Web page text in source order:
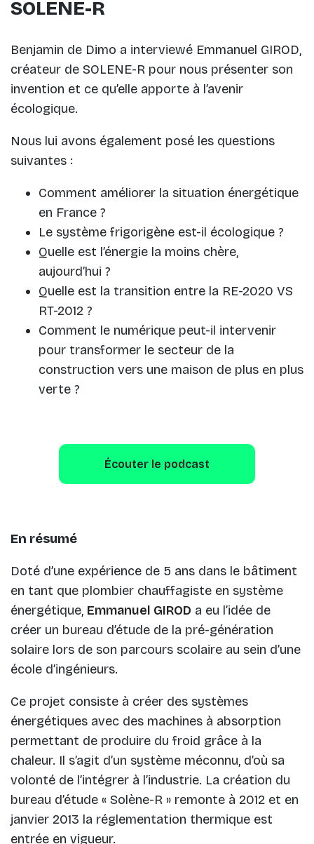
SOLENE-R
Benjamin de Dimo a interviewé Emmanuel GIROD,
créateur de SOLENE-R pour nous présenter son
invention et ce qu’elle apporte à l’avenir
écologique.
Nous lui avons également posé les questions
suivantes :
Comment améliorer la situation énergétique
en France ?
Le système frigorigène est-il écologique ?
Quelle est l’énergie la moins chère,
aujourd’hui ?
Quelle est la transition entre la RE-2020 VS
RT-2012 ?
Comment le numérique peut-il intervenir
pour transformer le secteur de la
construction vers une maison de plus en plus
verte ?
Écouter le podcast
En résumé
Doté d’une expérience de 5 ans dans le bâtiment
en tant que plombier chauffagiste en système
énergétique, Emmanuel GIROD a eu l’idée de
créer un bureau d’étude de la pré-génération
solaire lors de son parcours scolaire au sein d’une
école d’ingénieurs.
Ce projet consiste à créer des systèmes
énergétiques avec des machines à absorption
permettant de produire du froid grâce à la
chaleur. Il s’agit d’un système méconnu, d’où sa
volonté de l’intégrer à l’industrie. La création du
bureau d’étude « Solène-R » remonte à 2012 et en
janvier 2013 la réglementation thermique est
entrée en vigueur.